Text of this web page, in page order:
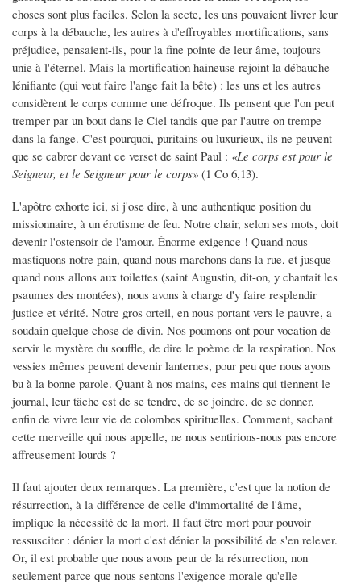
choses sont plus faciles. Selon la secte, les uns pouvaient livrer leur
corps à la débauche, les autres à d'effroyables mortifications, sans
préjudice, pensaient-ils, pour la fine pointe de leur âme, toujours
unie à l'éternel. Mais la mortification haineuse rejoint la débauche
lénifiante (qui veut faire l'ange fait la bête) : les uns et les autres
considèrent le corps comme une défroque. Ils pensent que l'on peut
tremper par un bout dans le Ciel tandis que par l'autre on trempe
dans la fange. C'est pourquoi, puritains ou luxurieux, ils ne peuvent
que se cabrer devant ce verset de saint Paul : «Le corps est pour le
Seigneur, et le Seigneur pour le corps» (1 Co 6,13).
L'apôtre exhorte ici, si j'ose dire, à une authentique position du
missionnaire, à un érotisme de feu. Notre chair, selon ses mots, doit
devenir l'ostensoir de l'amour. Énorme exigence ! Quand nous
mastiquons notre pain, quand nous marchons dans la rue, et jusque
quand nous allons aux toilettes (saint Augustin, dit-on, y chantait les
psaumes des montées), nous avons à charge d'y faire resplendir
justice et vérité. Notre gros orteil, en nous portant vers le pauvre, a
soudain quelque chose de divin. Nos poumons ont pour vocation de
servir le mystère du souffle, de dire le poème de la respiration. Nos
vessies mêmes peuvent devenir lanternes, pour peu que nous ayons
bu à la bonne parole. Quant à nos mains, ces mains qui tiennent le
journal, leur tâche est de se tendre, de se joindre, de se donner,
enfin de vivre leur vie de colombes spirituelles. Comment, sachant
cette merveille qui nous appelle, ne nous sentirions-nous pas encore
affreusement lourds ?
Il faut ajouter deux remarques. La première, c'est que la notion de
résurrection, à la différence de celle d'immortalité de l'âme,
implique la nécessité de la mort. Il faut être mort pour pouvoir
ressusciter : dénier la mort c'est dénier la possibilité de s'en relever.
Or, il est probable que nous avons peur de la résurrection, non
seulement parce que nous sentons l'exigence morale qu'elle